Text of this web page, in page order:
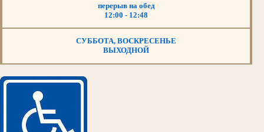
перерыв на обед
12:00 - 12:48
СУББОТА, ВОСКРЕСЕНЬЕ
ВЫХОДНОЙ